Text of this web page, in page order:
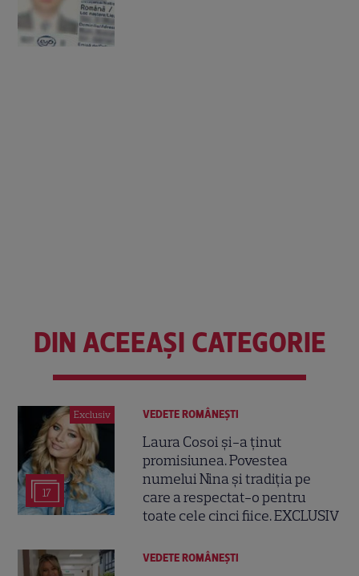
DIN ACEEAȘI CATEGORIE
Exclusiv
17
VEDETE ROMÂNEŞTI
Laura Cosoi și-a ținut
promisiunea. Povestea
numelui Nina și tradiția pe
care a respectat-o pentru
toate cele cinci fiice. EXCLUSIV
VEDETE ROMÂNEŞTI